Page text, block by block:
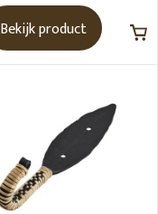
Bekijk product